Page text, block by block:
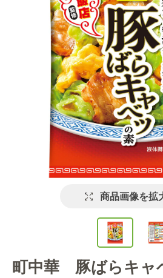
商品画像を拡
町中華 豚ばらキャ